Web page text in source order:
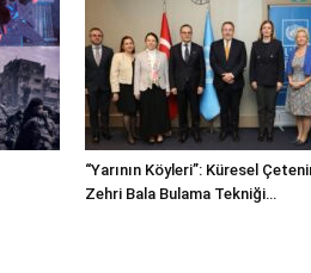
“Yarının Köyleri”: Küresel
Zehri Bala Bulama Tekniği…